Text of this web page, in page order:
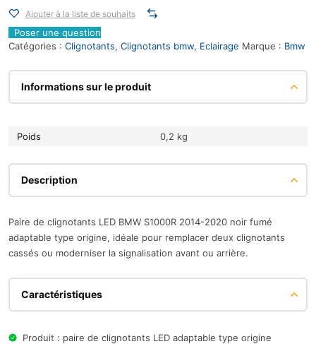
Ajouter à la liste de souhaits
Poser une question
Catégories : Clignotants, Clignotants bmw, Eclairage Marque : Bmw
Informations sur le produit
Poids 0,2 kg
Description
Paire de clignotants LED BMW S1000R 2014-2020 noir fumé
adaptable type origine, idéale pour remplacer deux clignotants
cassés ou moderniser la signalisation avant ou arrière.
Caractéristiques
Produit : paire de clignotants LED adaptable type origine